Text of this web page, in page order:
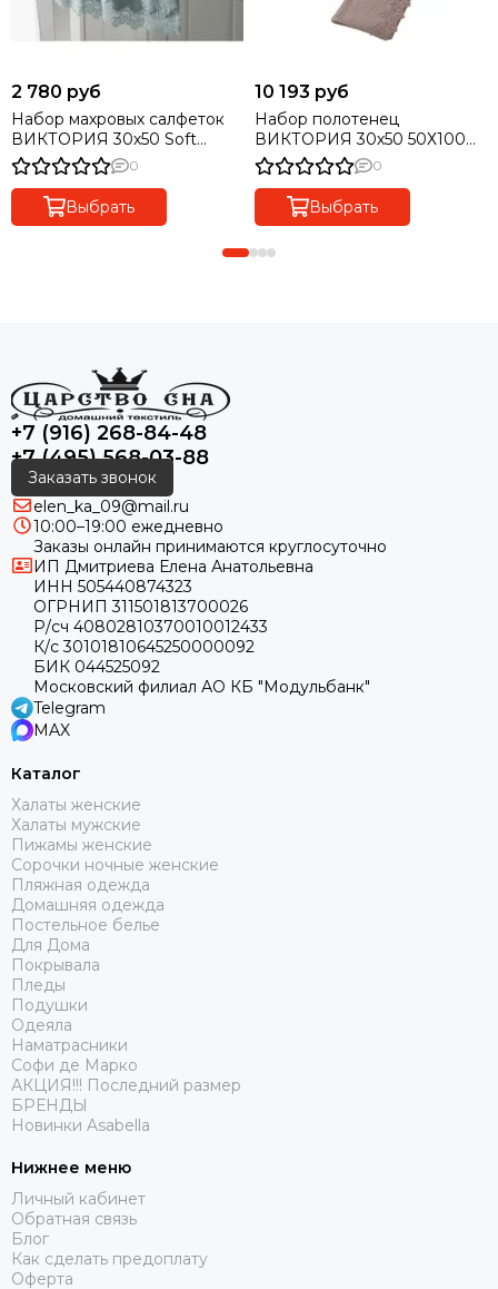
2 780 руб
Набор махровых салфеток
ВИКТОРИЯ 30х50 Soft
Cotton бирюзовые
0
Выбрать
10 193 руб
Набор полотенец
ВИКТОРИЯ 30х50 50Х100
85х150 Soft Cotton
сиреневый
0
Выбрать
+7 (916) 268-84-48
+7 (495) 568-03-88
Заказать звонок
elen_ka_09@mail.ru
10:00–19:00 ежедневно
Заказы онлайн принимаются круглосуточно
ИП Дмитриева Елена Анатольевна
ИНН 505440874323
ОГРНИП 311501813700026
Р/сч 40802810370010012433
К/с 30101810645250000092
БИК 044525092
Московский филиал АО КБ "Модульбанк"
Telegram
MAX
Каталог
Халаты женские
Халаты мужские
Пижамы женские
Сорочки ночные женские
Пляжная одежда
Домашняя одежда
Постельное белье
Для Дома
Покрывала
Пледы
Подушки
Одеяла
Наматрасники
Софи де Марко
АКЦИЯ!!! Последний размер
БРЕНДЫ
Новинки Asabella
Нижнее меню
Личный кабинет
Обратная связь
Блог
Как сделать предоплату
Оферта